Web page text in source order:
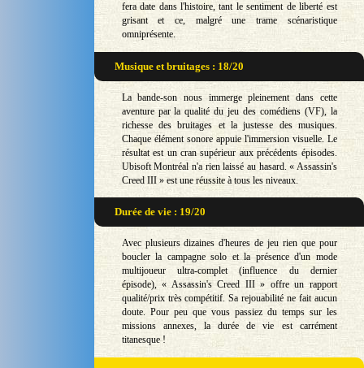
fera date dans l'histoire, tant le sentiment de liberté est
grisant et ce, malgré une trame scénaristique
omniprésente.
Musique et bruitages : 18/20
La bande-son nous immerge pleinement dans cette
aventure par la qualité du jeu des comédiens (VF), la
richesse des bruitages et la justesse des musiques.
Chaque élément sonore appuie l'immersion visuelle. Le
résultat est un cran supérieur aux précédents épisodes.
Ubisoft Montréal n'a rien laissé au hasard. « Assassin's
Creed III » est une réussite à tous les niveaux.
Durée de vie : 19/20
Avec plusieurs dizaines d'heures de jeu rien que pour
boucler la campagne solo et la présence d'un mode
multijoueur ultra-complet (influence du dernier
épisode), « Assassin's Creed III » offre un rapport
qualité/prix très compétitif. Sa rejouabilité ne fait aucun
doute. Pour peu que vous passiez du temps sur les
missions annexes, la durée de vie est carrément
titanesque !